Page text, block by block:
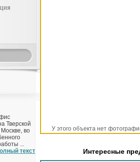
Тверской
во
...
текст
У этого объекта нет
Интересные